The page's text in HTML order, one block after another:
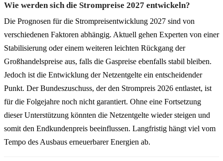
Wie werden sich die Strompreise 2027 entwickeln?
Die Prognosen für die Strompreisentwicklung 2027 sind von
verschiedenen Faktoren abhängig. Aktuell gehen Experten von einer
Stabilisierung oder einem weiteren leichten Rückgang der
Großhandelspreise aus, falls die Gaspreise ebenfalls stabil bleiben.
Jedoch ist die Entwicklung der Netzentgelte ein entscheidender
Punkt. Der Bundeszuschuss, der den Strompreis 2026 entlastet, ist
für die Folgejahre noch nicht garantiert. Ohne eine Fortsetzung
dieser Unterstützung könnten die Netzentgelte wieder steigen und
somit den Endkundenpreis beeinflussen. Langfristig hängt viel vom
Tempo des Ausbaus erneuerbarer Energien ab.